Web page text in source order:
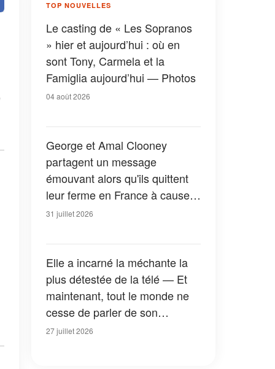
TOP NOUVELLES
Le casting de « Les Sopranos
» hier et aujourd’hui : où en
sont Tony, Carmela et la
Famiglia aujourd’hui — Photos
04 août 2026
George et Amal Clooney
partagent un message
émouvant alors qu'ils quittent
leur ferme en France à cause
des feux de forêt — Tous les
31 juillet 2026
Elle a incarné la méchante la
plus détestée de la télé — Et
maintenant, tout le monde ne
cesse de parler de son
apparition dans la nouvelle
27 juillet 2026